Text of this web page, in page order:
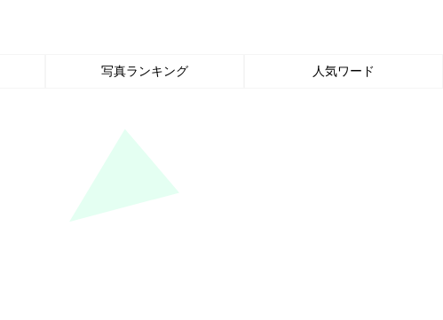
写真ランキング 人気ワード